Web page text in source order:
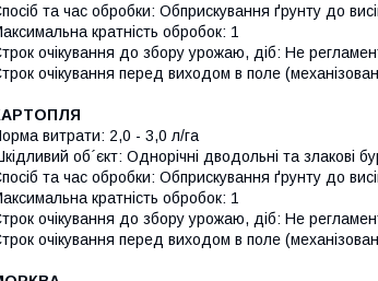
та час обробки: Обприскування ґрунту до
кратність обробок: 1
очікування до збору урожаю, діб: Не
очікування перед виходом в поле
витрати: 2,0 -­ 3,0 л/га
об´єкт: Однорічні дводольні та злакові
та час обробки: Обприскування ґрунту до
кратність обробок: 1
очікування до збору урожаю, діб: Не
очікування перед виходом в поле